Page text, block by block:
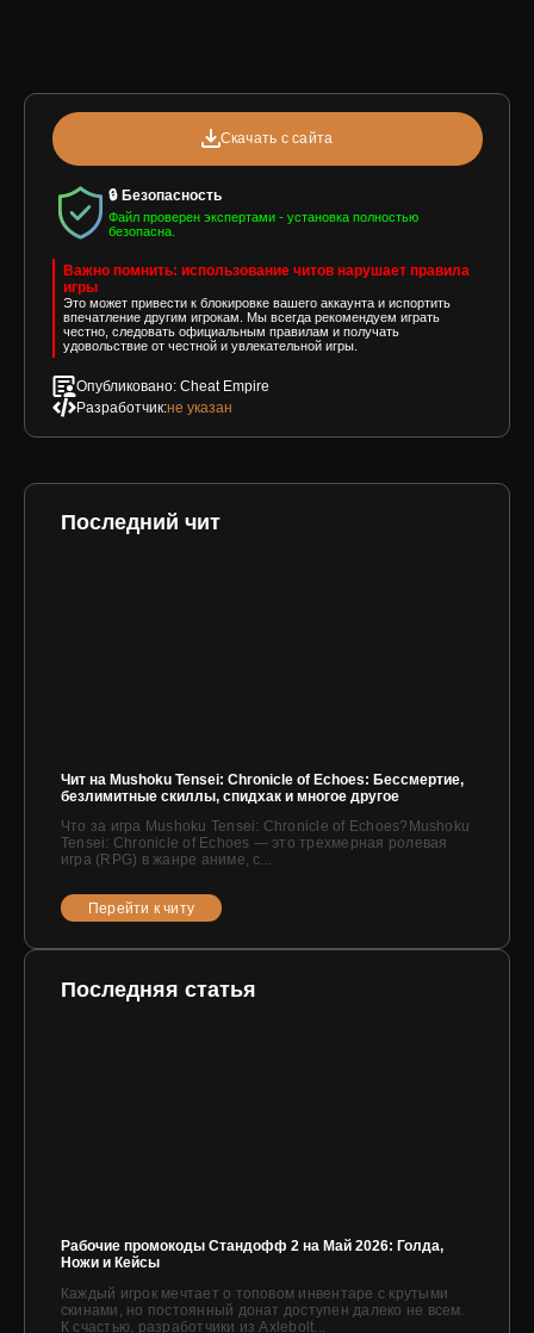
Скачать с сайта
🔒 Безопасность
Файл проверен экспертами - установка полностью
безопасна.
Важно помнить: использование читов нарушает правила
игры
Это может привести к блокировке вашего аккаунта и испортить
впечатление другим игрокам. Мы всегда рекомендуем играть
честно, следовать официальным правилам и получать
удовольствие от честной и увлекательной игры.
Опубликовано: Cheat Empire
Разработчик:не указан
Последний чит
Чит на Mushoku Tensei: Chronicle of Echoes: Бессмертие,
безлимитные скиллы, спидхак и многое другое
Что за игра Mushoku Tensei: Chronicle of Echoes?Mushoku
Tensei: Chronicle of Echoes — это трехмерная ролевая
игра (RPG) в жанре аниме, с...
Перейти к читу
Последняя статья
Рабочие промокоды Стандофф 2 на Май 2026: Голда,
Ножи и Кейсы
Каждый игрок мечтает о топовом инвентаре с крутыми
скинами, но постоянный донат доступен далеко не всем.
К счастью, разработчики из Axlebolt...